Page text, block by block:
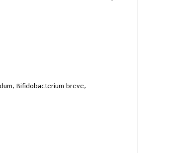
Bifidobacterium breve,